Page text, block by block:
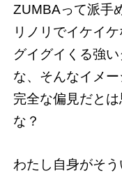
ZUMBAって派手
リノリでイケイ
グイグイくる強
な、そんなイメ
完全な偏見だと
な？
わたし自身がそ